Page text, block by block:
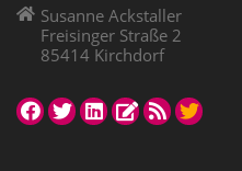
Susanne Ackstaller
Freisinger Straße 2
85414 Kirchdorf